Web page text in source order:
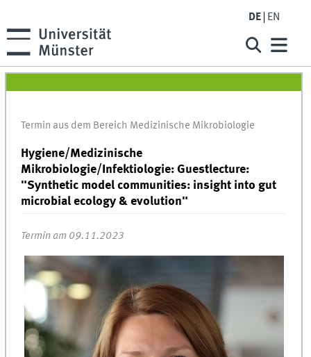
DE EN
Termin aus dem Bereich Medizinische Mikrobiologie
Hygiene/Medizinische
Mikrobiologie/Infektiologie: Guestlecture:
"Synthetic model communities: insight into gut
microbial ecology & evolution"
Termin am 09.11.2023